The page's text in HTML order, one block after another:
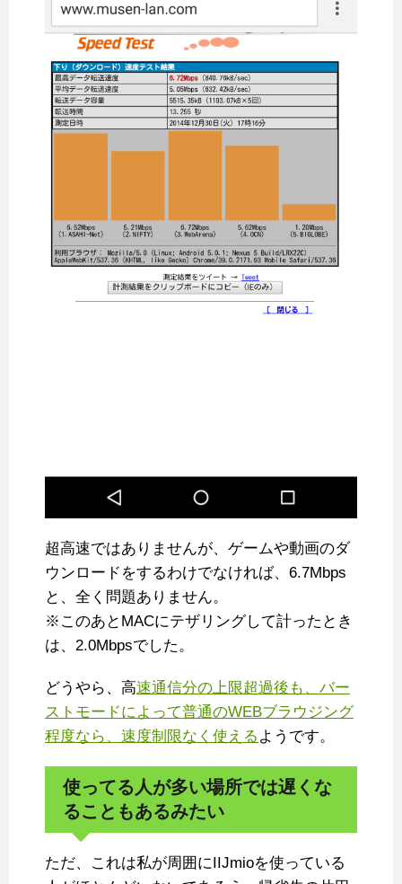
超高速ではありませんが、ゲームや動画のダ
ウンロードをするわけでなければ、6.7Mbps
と、全く問題ありません。
※このあとMACにテザリングして計ったとき
は、2.0Mbpsでした。
どうやら、高速通信分の上限超過後も、バー
ストモードによって普通のWEBブラウジング
程度なら、速度制限なく使える ようです。
使ってる人が多い場所では遅くな
ることもあるみたい
ただ、これは私が周囲にIIJmioを使っている